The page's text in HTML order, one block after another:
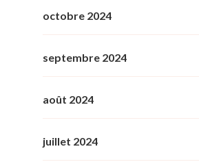
octobre 2024
septembre 2024
août 2024
juillet 2024